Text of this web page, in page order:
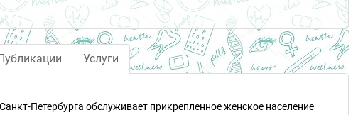
Услуги
Петербурга обслуживает прикрепленное женское население